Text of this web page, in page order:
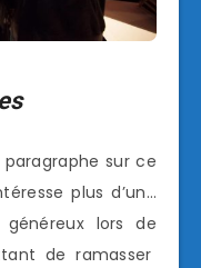
sur ce
plus d’un…
lors de
de ramasser